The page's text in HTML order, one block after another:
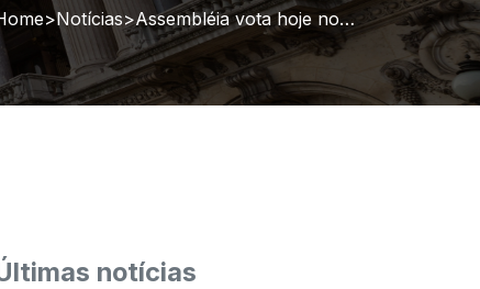
Notícias Assembléia vota hoje novas alíquotas
notícias